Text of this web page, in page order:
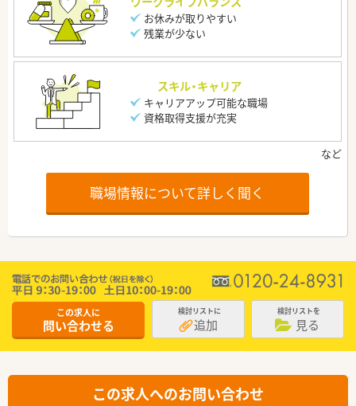
お休みが取りやすい
残業が少ない
スキル・キャリア
キャリアアップ可能な職場
資格取得支援が充実
職場情報について詳しく聞く
この求人に
問い合わせる
検討リストに
追加
検討リストを
見る
この求人へのお問い合わせ